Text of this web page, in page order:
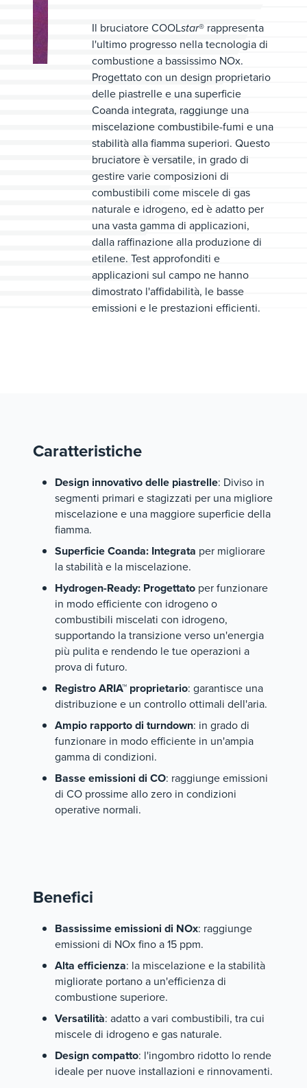
Il bruciatore COOLstar® rappresenta
l'ultimo progresso nella tecnologia di
combustione a bassissimo NOx.
Progettato con un design proprietario
delle piastrelle e una superficie
Coanda integrata, raggiunge una
miscelazione combustibile-fumi e una
stabilità alla fiamma superiori. Questo
bruciatore è versatile, in grado di
gestire varie composizioni di
combustibili come miscele di gas
naturale e idrogeno, ed è adatto per
una vasta gamma di applicazioni,
dalla raffinazione alla produzione di
etilene. Test approfonditi e
applicazioni sul campo ne hanno
dimostrato l'affidabilità, le basse
emissioni e le prestazioni efficienti.
Caratteristiche
Design innovativo delle piastrelle: Diviso in
segmenti primari e stagizzati per una migliore
miscelazione e una maggiore superficie della
fiamma.
Superficie Coanda: Integrata per migliorare
la stabilità e la miscelazione.
Hydrogen-Ready: Progettato per funzionare
in modo efficiente con idrogeno o
combustibili miscelati con idrogeno,
supportando la transizione verso un'energia
più pulita e rendendo le tue operazioni a
prova di futuro.
Registro ARIA™ proprietario: garantisce una
distribuzione e un controllo ottimali dell'aria.
Ampio rapporto di turndown: in grado di
funzionare in modo efficiente in un'ampia
gamma di condizioni.
Basse emissioni di CO: raggiunge emissioni
di CO prossime allo zero in condizioni
operative normali.
Benefici
Bassissime emissioni di NOx: raggiunge
emissioni di NOx fino a 15 ppm.
Alta efficienza: la miscelazione e la stabilità
migliorate portano a un'efficienza di
combustione superiore.
Versatilità: adatto a vari combustibili, tra cui
miscele di idrogeno e gas naturale.
Design compatto: l'ingombro ridotto lo rende
ideale per nuove installazioni e rinnovamenti.